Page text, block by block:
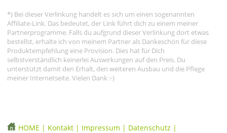
*) Bei dieser Verlinkung handelt es sich um einen sogenannten
Affiliate-Link. Das bedeutet, der Link führt dich zu einem meiner
Partnerprogramme. Falls du aufgrund dieser Verlinkung dort etwas
bestellst, erhalte ich von meinem Partner als Dankeschön für diese
Produktempfehlung eine Provision. Dies hat für Dich
selbstverständlich keinerlei Auswirkungen auf den Preis. Du
unterstützt damit den Erhalt, den weiteren Ausbau und die Pflege
meiner Internetseite. Vielen Dank :-)
HOME | Kontakt | Impressum | Datenschutz |